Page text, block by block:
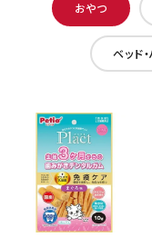
おやつ
ベッド